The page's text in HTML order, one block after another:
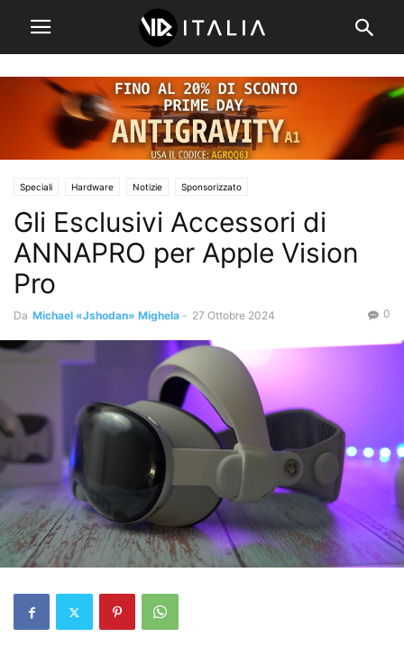
Speciali Hardware Notizie Sponsorizzato
Gli Esclusivi Accessori di
ANNAPRO per Apple Vision
Pro
Da Michael «Jshodan» Mighela - 27 Ottobre 2024 0